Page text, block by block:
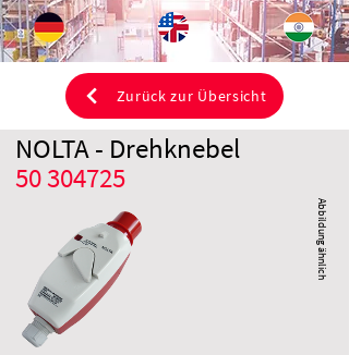
Zurück zur Übersicht
50 304725
NOLTA - Drehknebel
Abbildung ähnlich